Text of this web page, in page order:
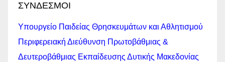
ΣΥΝΔΕΣΜΟΙ
Υπουργείο Παιδείας Θρησκευμάτων και Αθλητισμού
Περιφερειακή Διεύθυνση Πρωτοβάθμιας &
Δευτεροβάθμιας Εκπαίδευσης Δυτικής Μακεδονίας